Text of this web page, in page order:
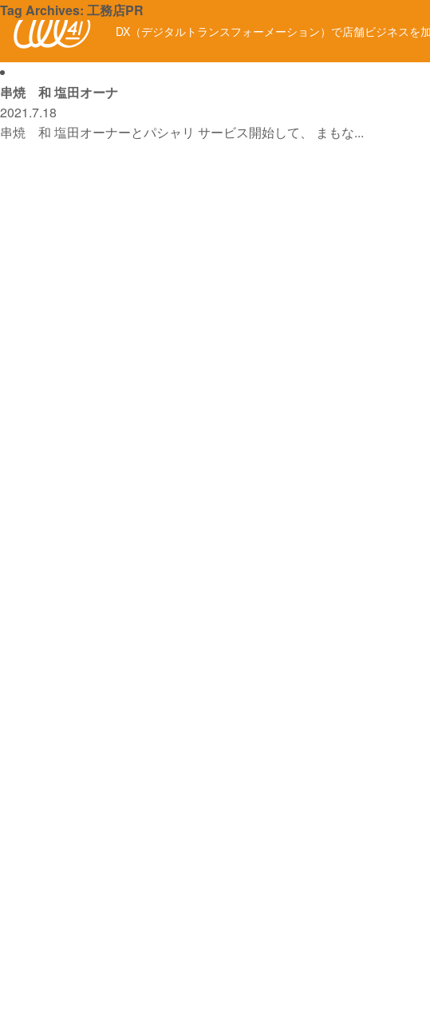
DX（デジタルトランスフォーメーション）で店舗ビジネスを
Tag Archives: 工務店PR
串焼 和 塩田オーナ
2021.7.18
串焼 和 塩田オーナーとパシャリ サービス開始して、 まもな...